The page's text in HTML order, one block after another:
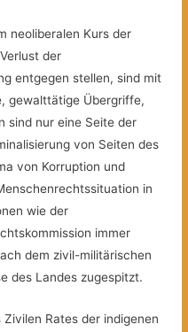
neoliberalen Kurs der
der
entgegen stellen, sind mit
gewalttätige Übergriffe,
sind nur eine Seite der
von Seiten des
von Korruption und
in
wie der
immer
dem zivil-militärischen
des Landes zugespitzt.
Rates der indigenen